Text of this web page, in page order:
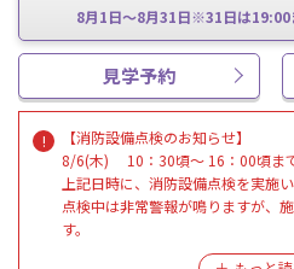
8月1日～8月31日※31日は19:00
見学予約
【消防設備点検のお知らせ】
8/6(木) 10：30頃～ 16：00頃ま
上記日時に、消防設備点検を実施い
点検中は非常警報が鳴りますが、
す。
皆様には大変ご迷惑をおかけいたし